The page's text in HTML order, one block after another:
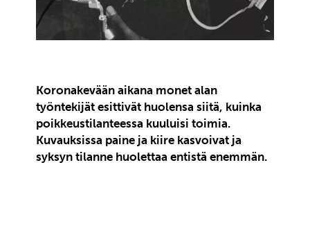
Koronakevään aikana monet alan
työntekijät esittivät huolensa siitä, kuinka
poikkeustilanteessa kuuluisi toimia.
Kuvauksissa paine ja kiire kasvoivat ja
syksyn tilanne huolettaa entistä enemmän.